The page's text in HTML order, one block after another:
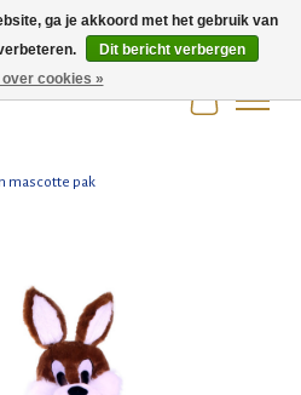
mascotte pak
Items
ga je akkoord met het gebruik van
Dit bericht verbergen
over cookies »